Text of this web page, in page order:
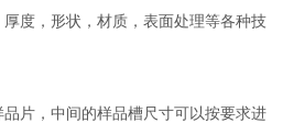
度，形状，材质，表面处理等各种技
片，中间的样品槽尺寸可以按要求进